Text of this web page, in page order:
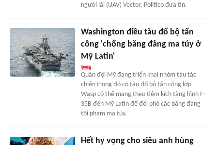
người lái (UAV) Vector, Politico đưa tin.
Washington điều tàu đổ bộ tấn
công 'chống băng đảng ma túy ở
Mỹ Latin'
Quân đội Mỹ đang triển khai nhóm tàu tác
chiến trong đó có tàu đổ bộ tấn công lớp
Wasp có thể mang theo tiêm kích tàng hình F-
35B đến Mỹ Latin để đối phó các băng đảng
tội phạm ma túy.
Hết hy vọng cho siêu anh hùng